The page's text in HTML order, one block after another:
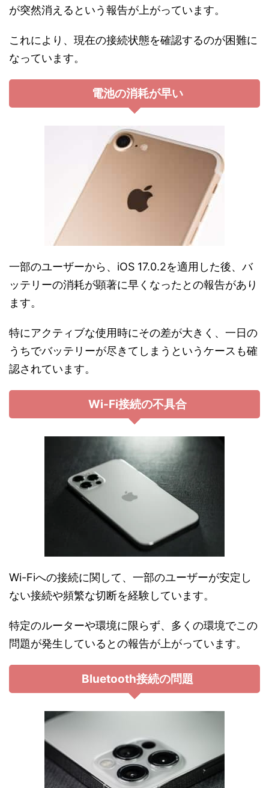
が突然消えるという報告が上がっています。
これにより、現在の接続状態を確認するのが困難に
なっています。
電池の消耗が早い
一部のユーザーから、iOS 17.0.2を適用した後、バ
ッテリーの消耗が顕著に早くなったとの報告があり
ます。
特にアクティブな使用時にその差が大きく、一日の
うちでバッテリーが尽きてしまうというケースも確
認されています。
Wi-Fi接続の不具合
Wi-Fiへの接続に関して、一部のユーザーが安定し
ない接続や頻繁な切断を経験しています。
特定のルーターや環境に限らず、多くの環境でこの
問題が発生しているとの報告が上がっています。
Bluetooth接続の問題